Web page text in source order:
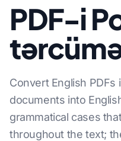
PDF-i
Convert English PDFs
documents into
grammatical cases
throughout the text;